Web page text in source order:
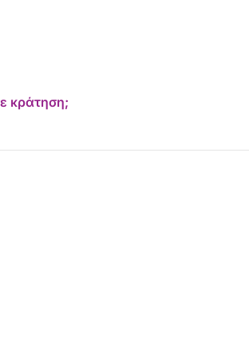
κράτηση;